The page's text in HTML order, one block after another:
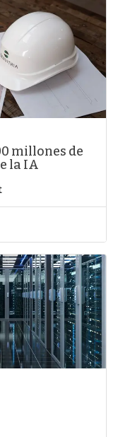
millones de
la IA